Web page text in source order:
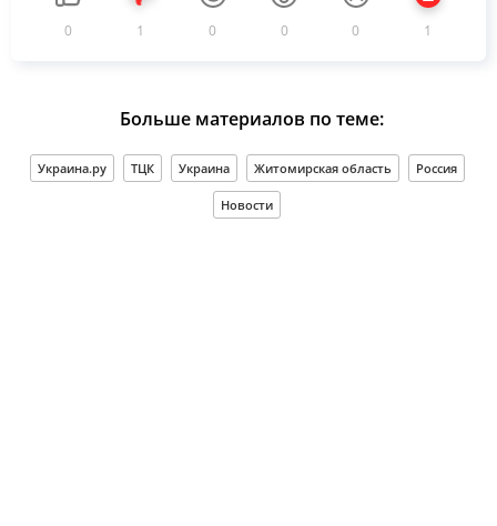
0 1 0 0 0 1
Больше материалов по теме:
Украина.ру ТЦК Украина Житомирская область Россия
Новости